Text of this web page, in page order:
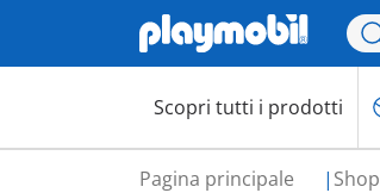
Scopri tutti i prodotti
Pagina principale Shop